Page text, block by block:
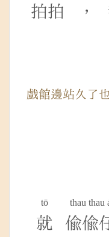
拍拍 ，
戲館邊站久了
tō
就
thau thau
偷偷